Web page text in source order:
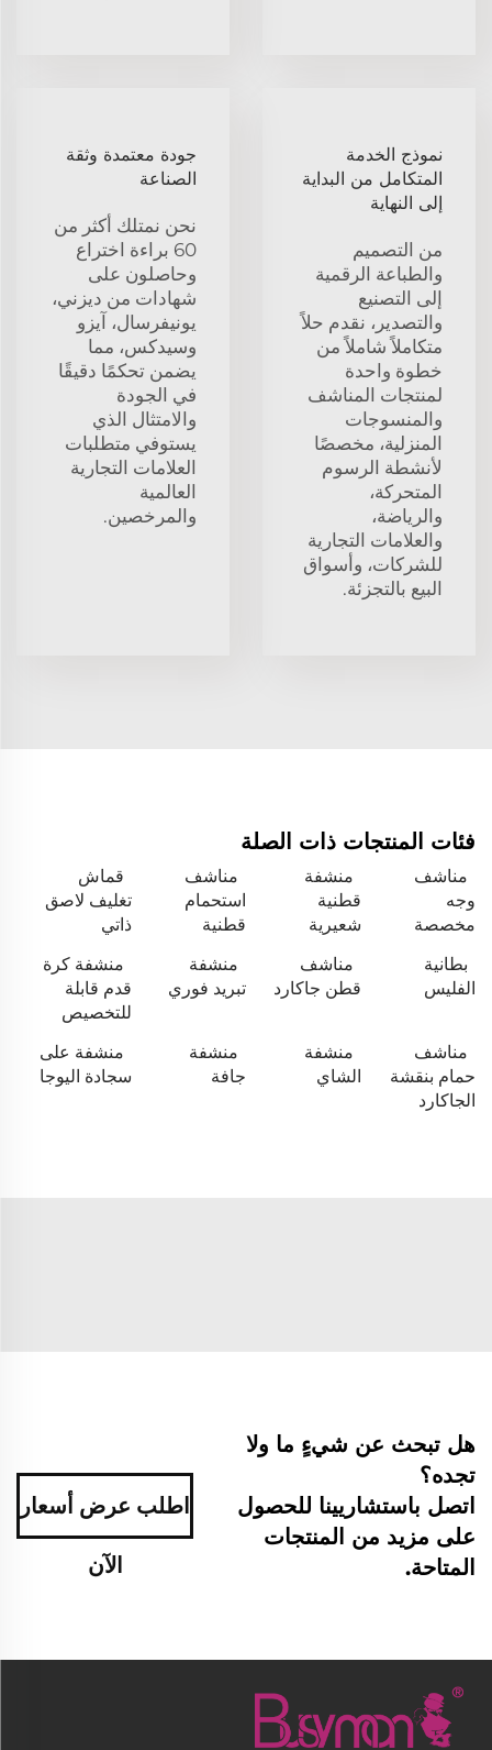
نموذج الخدمة
المتكامل من البداية
إلى النهاية
من التصميم
والطباعة الرقمية
إلى التصنيع
والتصدير، نقدم حلاً
متكاملاً شاملاً من
خطوة واحدة
لمنتجات المناشف
والمنسوجات
المنزلية، مخصصًا
لأنشطة الرسوم
المتحركة،
والرياضة،
والعلامات التجارية
للشركات، وأسواق
البيع بالتجزئة.
جودة معتمدة وثقة
الصناعة
نحن نمتلك أكثر من
60 براءة اختراع
وحاصلون على
شهادات من ديزني،
يونيفرسال، آيزو
وسيدكس، مما
يضمن تحكمًا دقيقًا
في الجودة
والامتثال الذي
يستوفي متطلبات
العلامات التجارية
العالمية
والمرخصين.
فئات المنتجات ذات الصلة
مناشف
وجه
مخصصة
منشفة
قطنية
شعيرية
مناشف
استحمام
قطنية
قماش
تغليف لاصق
ذاتي
بطانية
الفليس
مناشف
قطن جاكارد
منشفة
تبريد فوري
منشفة كرة
قدم قابلة
للتخصيص
مناشف
حمام بنقشة
الجاكارد
منشفة
الشاي
منشفة
جافة
منشفة على
سجادة اليوجا
هل تبحث عن شيءٍ ما ولا
تجده؟
اتصل باستشاريينا للحصول
على مزيد من المنتجات
المتاحة.
اطلب عرض أسعار
الآن